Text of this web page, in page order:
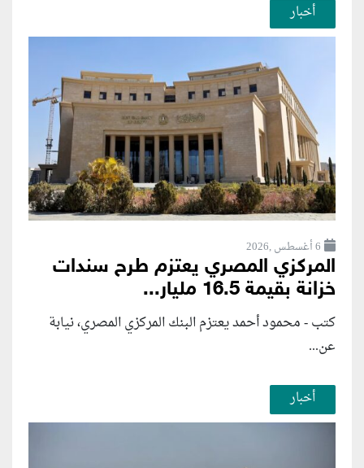
أخبار
6 أغسطس ,2026
المركزي المصري يعتزم طرح سندات
خزانة بقيمة 16.5 مليار...
كتب - محمود أحمد يعتزم البنك المركزي المصري، نيابة
عن...
أخبار